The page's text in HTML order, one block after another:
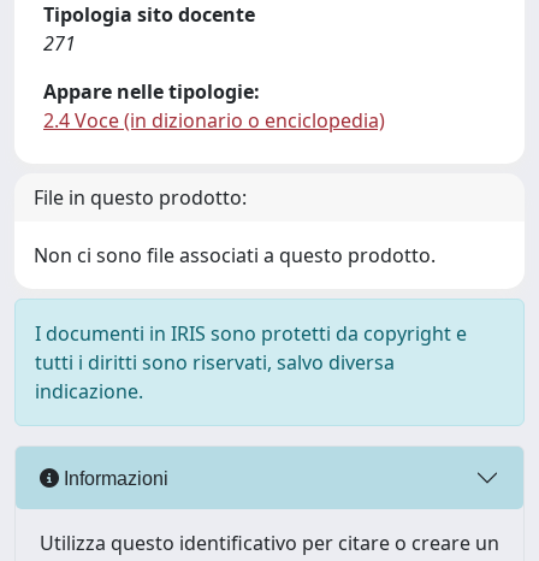
Tipologia sito docente
271
Appare nelle tipologie:
2.4 Voce (in dizionario o enciclopedia)
File in questo prodotto:
Non ci sono file associati a questo prodotto.
I documenti in IRIS sono protetti da copyright e
tutti i diritti sono riservati, salvo diversa
indicazione.
Informazioni
Utilizza questo identificativo per citare o creare un